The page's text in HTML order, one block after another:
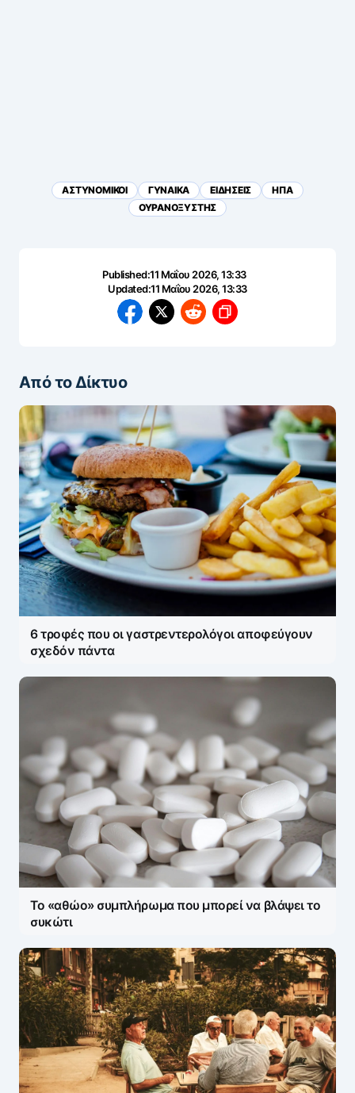
ΑΣΤΥΝΟΜΙΚΟΙ ΓΥΝΑΙΚΑ ΕΙΔΗΣΕΙΣ
ΗΠΑ
ΟΥΡΑΝΟΞΥΣΤΗΣ
Published:11 Μαΐου 2026, 13:33
Updated:11 Μαΐου 2026, 13:33
Από το Δίκτυο
6 τροφές που οι γαστρεντερολόγοι αποφεύγουν
σχεδόν πάντα
Το «αθώο» συμπλήρωμα που μπορεί να βλάψει το
συκώτι